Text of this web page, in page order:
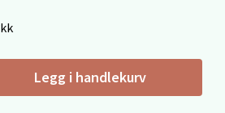
Legg i handlekurv
Thon Senter Mo i Rana